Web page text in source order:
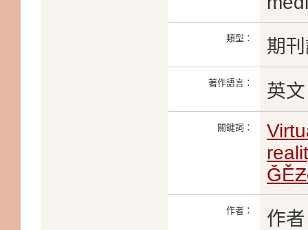
類型： 期
著作語言： 英文
關鍵詞：
作者：
作